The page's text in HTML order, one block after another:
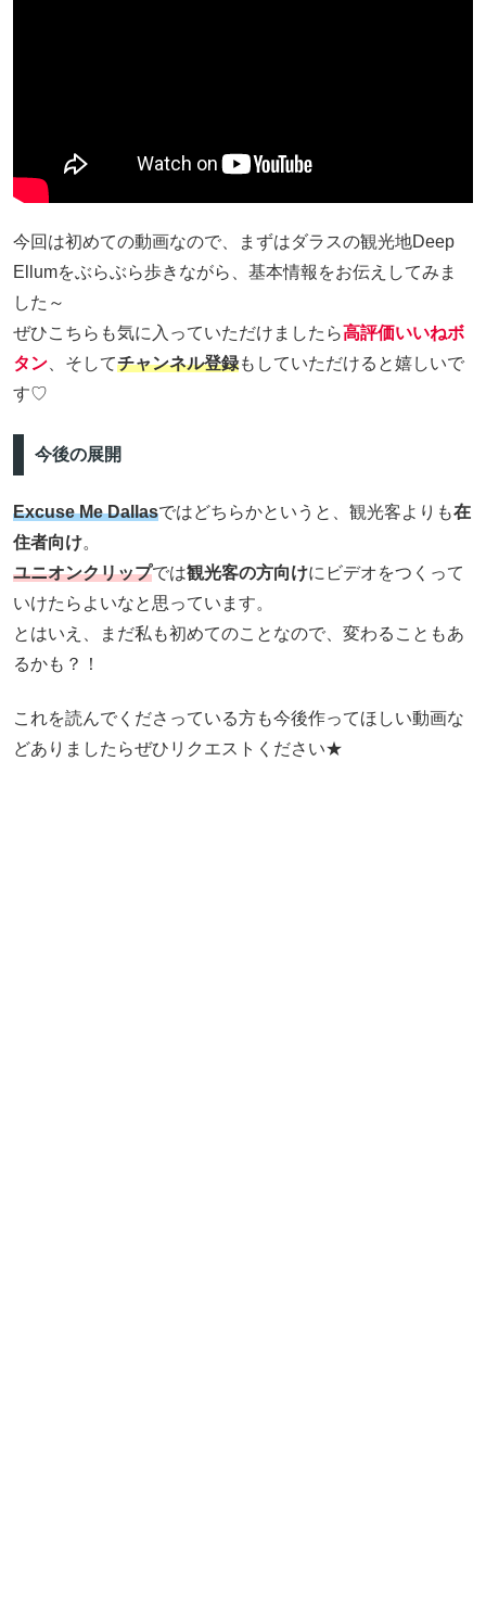
今回は初めての動画なので、まずはダラスの観光地Deep
Ellumをぶらぶら歩きながら、基本情報をお伝えしてみま
した～
ぜひこちらも気に入っていただけましたら高評価いいねボ
タン 、そしてチャンネル登録もしていただけると嬉しいで
す♡
今後の展開
Excuse Me Dallasではどちらかというと、観光客よりも在
住者向け。
ユニオンクリップでは観光客の方向けにビデオをつくって
いけたらよいなと思っています。
とはいえ、まだ私も初めてのことなので、変わることもあ
るかも？！
これを読んでくださっている方も今後作ってほしい動画な
どありましたらぜひリクエストください★